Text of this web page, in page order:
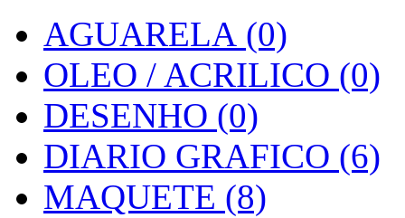
AGUARELA (0)
OLEO / ACRILICO (0)
DESENHO (0)
DIARIO GRAFICO (6)
MAQUETE (8)